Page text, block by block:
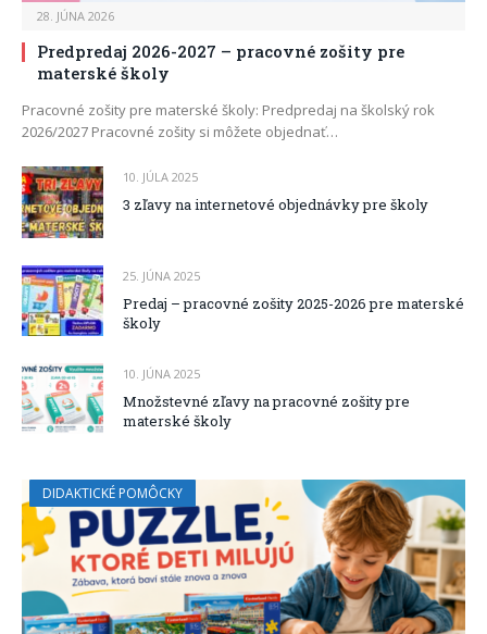
28. JÚNA 2026
Predpredaj 2026-2027 – pracovné zošity pre
materské školy
Pracovné zošity pre materské školy: Predpredaj na školský rok
2026/2027 Pracovné zošity si môžete objednať…
10. JÚLA 2025
3 zľavy na internetové objednávky pre školy
25. JÚNA 2025
Predaj – pracovné zošity 2025-2026 pre materské
školy
10. JÚNA 2025
Množstevné zľavy na pracovné zošity pre
materské školy
DIDAKTICKÉ POMÔCKY